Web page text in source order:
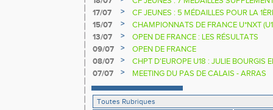
17/07
>
CF JEUNES : 5 MÉDAILLES POUR LA
15/07
>
CHAMPIONNATS DE FRANCE U*NXT
13/07
>
OPEN DE FRANCE : LES RÉSULTATS
09/07
>
OPEN DE FRANCE
08/07
>
CHPT D'EUROPE U18 : JULIE BOURGIS
07/07
> MEETING DU PAS DE CALAIS - ARRAS